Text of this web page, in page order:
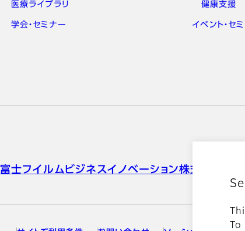
医療ライブラリ
学会・セミナー
健康支援
イベント・セ
富士フイルムビジネスイノベーション株式会社